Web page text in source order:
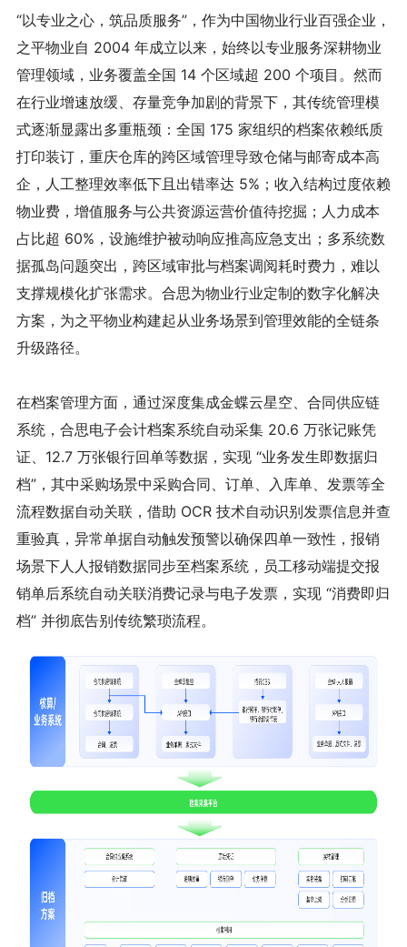
“以专业之心，筑品质服务”，作为中国物业行业百强企业，
之平物业自 2004 年成立以来，始终以专业服务深耕物业
管理领域，业务覆盖全国 14 个区域超 200 个项目。然而
在行业增速放缓、存量竞争加剧的背景下，其传统管理模
式逐渐显露出多重瓶颈：全国 175 家组织的档案依赖纸质
打印装订，重庆仓库的跨区域管理导致仓储与邮寄成本高
企，人工整理效率低下且出错率达 5%；收入结构过度依赖
物业费，增值服务与公共资源运营价值待挖掘；人力成本
占比超 60%，设施维护被动响应推高应急支出；多系统数
据孤岛问题突出，跨区域审批与档案调阅耗时费力，难以
支撑规模化扩张需求。合思为物业行业定制的数字化解决
方案，为之平物业构建起从业务场景到管理效能的全链条
升级路径。
在档案管理方面，通过深度集成金蝶云星空、合同供应链
系统，合思电子会计档案系统自动采集 20.6 万张记账凭
证、12.7 万张银行回单等数据，实现 “业务发生即数据归
档”，其中采购场景中采购合同、订单、入库单、发票等全
流程数据自动关联，借助 OCR 技术自动识别发票信息并查
重验真，异常单据自动触发预警以确保四单一致性，报销
场景下人人报销数据同步至档案系统，员工移动端提交报
销单后系统自动关联消费记录与电子发票，实现 “消费即归
档” 并彻底告别传统繁琐流程。